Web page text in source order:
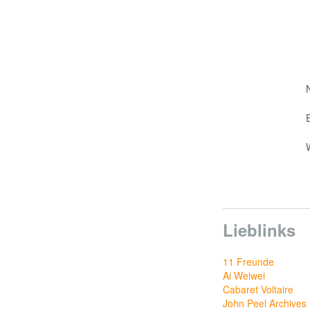
Lieblinks
11 Freunde
Ai Weiwei
Cabaret Voltaire
John Peel Archives